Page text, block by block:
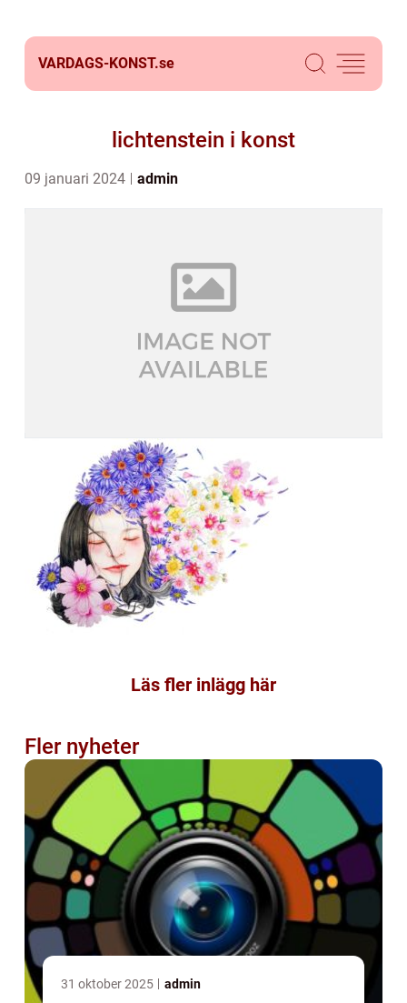
VARDAGS-KONST.se
lichtenstein i konst
09 januari 2024 admin
Läs fler inlägg här
Fler nyheter
31 oktober 2025 admin